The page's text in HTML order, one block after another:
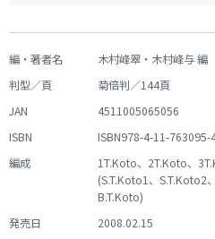
編・著者名
木村峰翠・木村峰与 編
判型／頁
菊倍判／144頁
JAN
4511005065056
ISBN
ISBN978-4-11-763095-
編成
1T.Koto、2T.Koto、
(S.T.Koto1、S.T.Koto2
B.T.Koto)
発売日
2008.02.15